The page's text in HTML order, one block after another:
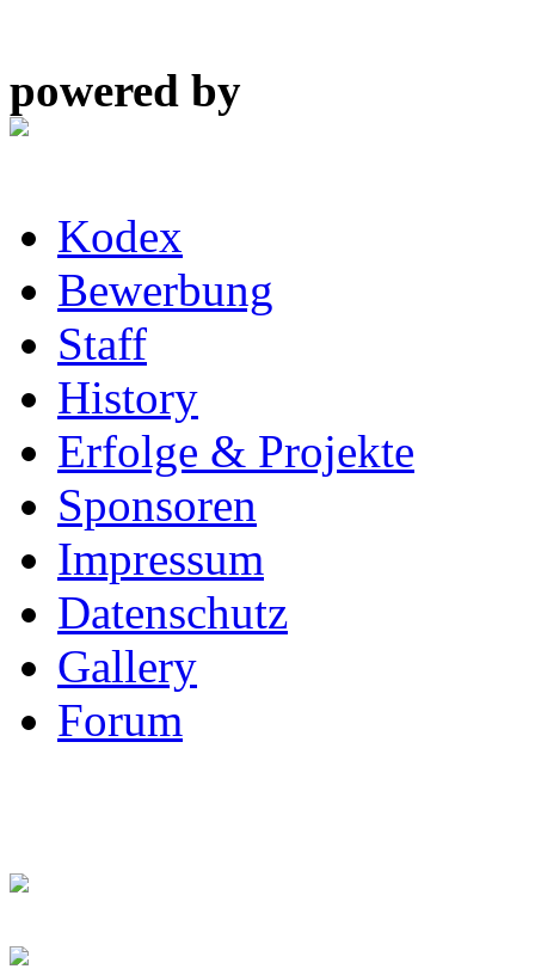
powered by
Kodex
Bewerbung
Staff
History
Erfolge & Projekte
Sponsoren
Impressum
Datenschutz
Gallery
Forum